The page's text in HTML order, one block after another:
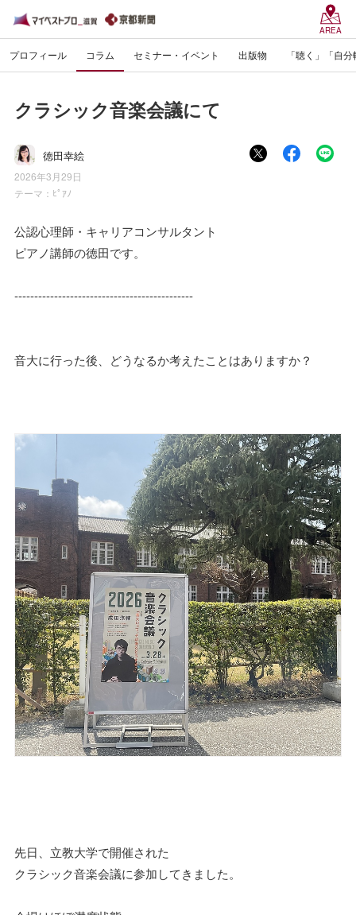
AREA
プロフィール コラム セミナー・イベント 出版物 「聴く」「自
クラシック音楽会議にて
徳田幸絵
2026年3月29日
テーマ： ﾋﾟｱﾉ
公認心理師・キャリアコンサルタント
ピアノ講師の徳田です。
---------------------------------------------
音大に行った後、どうなるか考えたことはありますか？
先日、立教大学で開催された
クラシック音楽会議に参加してきました。